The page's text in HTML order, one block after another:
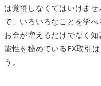
は覚悟しなくてはいけま
で、いろいろなことを学べ
お金が増えるだけでなく
能性を秘めているFX取引
う。